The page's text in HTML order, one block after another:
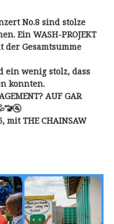
No.8 sind stolze
Ein WASH-PROJEKT
Gesamtsumme
wenig stolz, dass
konnten.
AUF GAR
mit THE CHAINSAW